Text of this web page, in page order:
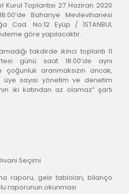
Kurul Toplantısı 27 Haziran 2020
Bahariye Mevlevihanesi
Cad. No:12 Eyüp / İSTANBUL
göre yapılacaktır.
takdirde ikinci toplantı 11
günü saat 18.00’de aynı
aranmaksızın ancak,
üye sayısı yönetim ve denetim
iki katından az olamaz” şartı
Seçimi
raporu, gelir tabloları, bilanço
raporunun okunması